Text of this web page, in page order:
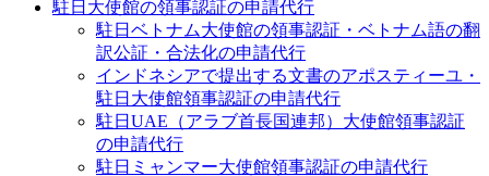
駐日大使館の領事認証の申請代行
駐日ベトナム大使館の領事認証・ベトナム語の翻
訳公証・合法化の申請代行
インドネシアで提出する文書のアポスティーユ・
駐日大使館領事認証の申請代行
駐日UAE（アラブ首長国連邦）大使館領事認証
の申請代行
駐日ミャンマー大使館領事認証の申請代行